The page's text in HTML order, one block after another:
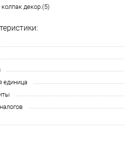
декор.(5)
единица